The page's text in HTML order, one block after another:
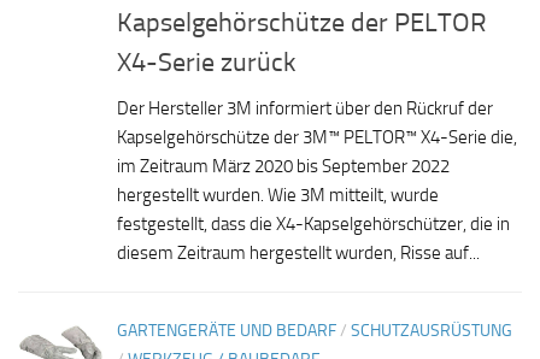
Kapselgehörschütze der PELTOR
X4-Serie zurück
Der Hersteller 3M informiert über den Rückruf der
Kapselgehörschütze der 3M™ PELTOR™ X4-Serie die,
im Zeitraum März 2020 bis September 2022
hergestellt wurden. Wie 3M mitteilt, wurde
festgestellt, dass die X4-Kapselgehörschützer, die in
diesem Zeitraum hergestellt wurden, Risse auf...
GARTENGERÄTE UND BEDARF/ SCHUTZAUSRÜSTUNG